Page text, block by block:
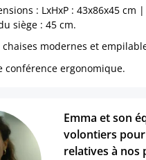
: LxHxP : 43x86x45 cm |
siège : 45 cm.
chaises modernes et
conférence ergonomique.
Emma et son
volontiers
relatives à nos